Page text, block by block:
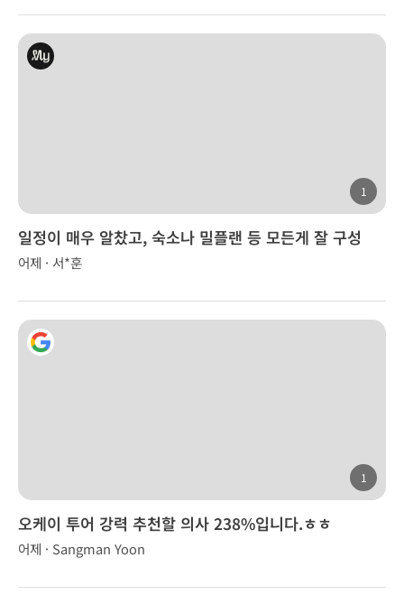
1
일정이 매우 알찼고, 숙소나 밀플랜 등 모든게 잘 구성
어제 · 서*훈
1
오케이 투어 강력 추천할 의사 238%입니다.ㅎㅎ
어제 · Sangman Yoon